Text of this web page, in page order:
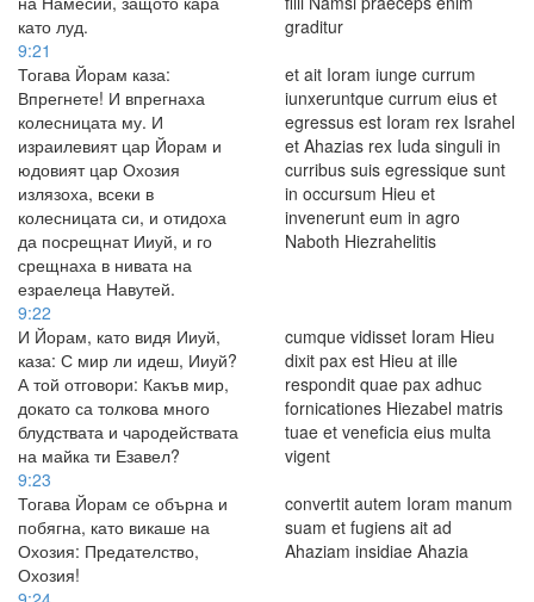
като луд.
graditur
9:21
Тогава Йорам каза:
Впрегнете! И впрегнаха
колесницата му. И
израилевият цар Йорам и
юдовият цар Охозия
излязоха, всеки в
колесницата си, и отидоха
да посрещнат Ииуй, и го
срещнаха в нивата на
езраелеца Навутей.
et ait Ioram iunge currum
iunxeruntque currum eius et
egressus est Ioram rex Israhel
et Ahazias rex Iuda singuli in
curribus suis egressique sunt
in occursum Hieu et
invenerunt eum in agro
Naboth Hiezrahelitis
9:22
И Йорам, като видя Ииуй,
каза: С мир ли идеш, Ииуй?
А той отговори: Какъв мир,
докато са толкова много
блудствата и чародействата
на майка ти Езавел?
cumque vidisset Ioram Hieu
dixit pax est Hieu at ille
respondit quae pax adhuc
fornicationes Hiezabel matris
tuae et veneficia eius multa
vigent
9:23
Тогава Йорам се обърна и
побягна, като викаше на
Охозия: Предателство,
Охозия!
convertit autem Ioram manum
suam et fugiens ait ad
Ahaziam insidiae Ahazia